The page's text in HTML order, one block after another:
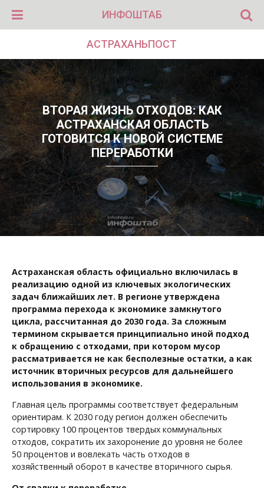
ИНФОШТАБ
АСТРАХАНЬПОСТ
ВТОРАЯ ЖИЗНЬ ОТХОДОВ: КАК
АСТРАХАНСКАЯ ОБЛАСТЬ
ГОТОВИТСЯ К НОВОЙ СИСТЕМЕ
ПЕРЕРАБОТКИ
Астраханская область официально включилась в
реализацию одной из ключевых экологических
задач ближайших лет. В регионе утверждена
программа перехода к экономике замкнутого
цикла, рассчитанная до 2030 года. За сложным
термином скрывается принципиально иной подход
к обращению с отходами, при котором мусор
рассматривается не как бесполезные остатки, а как
источник вторичных ресурсов для дальнейшего
использования в экономике.
Главная цель программы соответствует федеральным
ориентирам. К 2030 году регион должен обеспечить
сортировку 100 процентов твердых коммунальных
отходов, сократить их захоронение до уровня не более
50 процентов и вовлекать часть отходов в
хозяйственный оборот в качестве вторичного сырья.